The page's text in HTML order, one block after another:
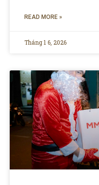
READ MORE »
Tháng 1 6, 2026